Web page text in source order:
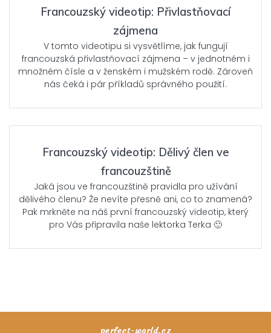
Francouzský videotip: Přivlastňovací
zájmena
V tomto videotipu si vysvětlíme, jak fungují
francouzská přivlastňovací zájmena – v jednotném i
množném čísle a v ženském i mužském rodě. Zároveň
nás čeká i pár příkladů správného použití.
Francouzský videotip: Dělivý člen ve
francouzštině
Jaká jsou ve francouzštině pravidla pro užívání
dělivého členu? Že nevíte přesně ani, co to znamená?
Pak mrkněte na náš první francouzský videotip, který
pro Vás připravila naše lektorka Terka 🙂
perfect-world.cz